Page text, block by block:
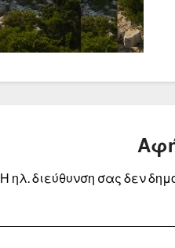
Η ηλ. διεύθυνση σας δεν